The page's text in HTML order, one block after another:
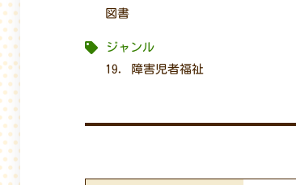
図書
ジャンル
19. 障害児者福祉